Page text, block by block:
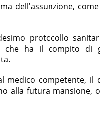
dell'assunzione,
protocollo
che ha il compito di
medico competente, il
alla futura mansione,